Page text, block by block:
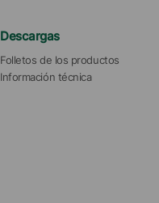
Descargas
Folletos de los productos
Información técnica